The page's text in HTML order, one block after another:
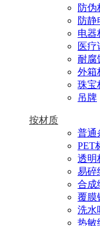
防伪
防静
电器
医疗
耐腐
外箱
珠宝
吊牌
按材质
普通
PET
透明
易碎
合成
覆膜
洗水
热敏